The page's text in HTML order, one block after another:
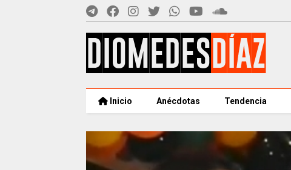
Inicio Anécdotas Tendencia